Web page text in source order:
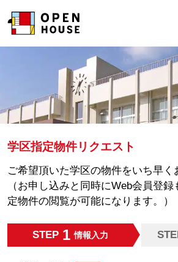
学区指定物件リクエスト
ご希望頂いた学区の物件をいち早く
（お申し込みと同時にWeb会員登
定物件の閲覧が可能になります。）
STEP 1 情報入力